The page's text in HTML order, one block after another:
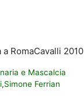
RomaCavalli 2010
e Mascalcia
,Simone Ferrian